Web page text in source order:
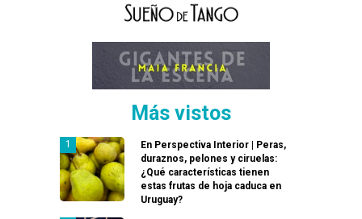
Más vistos
En Perspectiva Interior | Peras,
duraznos, pelones y ciruelas:
¿Qué características tienen
estas frutas de hoja caduca en
Uruguay?